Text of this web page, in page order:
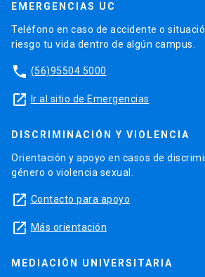
EMERGENCIAS UC
Teléfono en caso de accidente o
riesgo tu vida dentro de algún campus.
phone (56)95504 5000
launch Ir al sitio de Emergencias
DISCRIMINACIÓN Y VIOLENCIA
Orientación y apoyo en casos de
género o violencia sexual.
launch Contacto para apoyo
launch Más orientación
MEDIACIÓN UNIVERSITARIA